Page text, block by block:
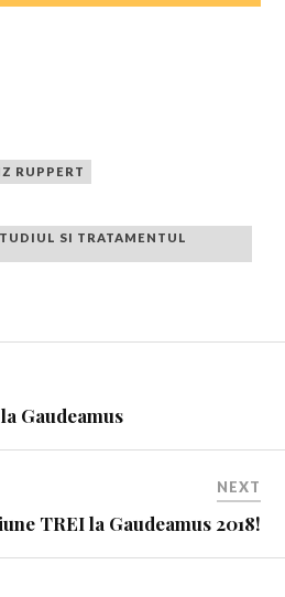
RUPPERT
SI TRATAMENTUL
Gaudeamus
NEXT
TREI la Gaudeamus 2018!